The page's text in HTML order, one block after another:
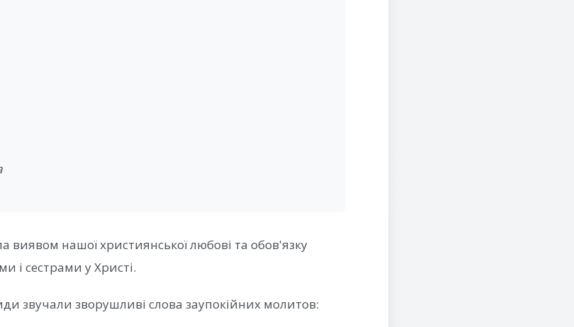
виявом нашої християнської любові та обов'язку
і сестрами у Христі.
звучали зворушливі слова заупокійних молитов: